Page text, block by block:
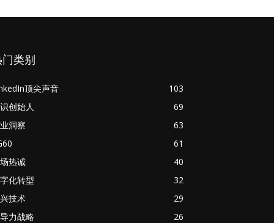
门类别
顶尖声音
103
创始人
69
洞察
63
61
热诚
40
化转型
32
技术
29
力战略
26